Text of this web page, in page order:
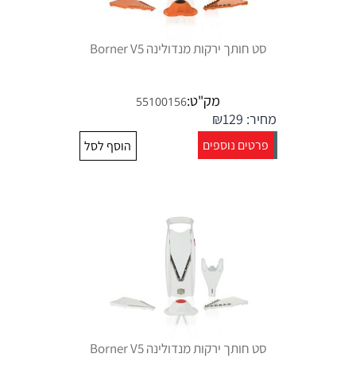
סט חותך ירקות מנדולינה Borner V5
מק"ט:55100156
מחיר: ₪129
פרטים נוספים הוסף לסל
סט חותך ירקות מנדולינה Borner V5